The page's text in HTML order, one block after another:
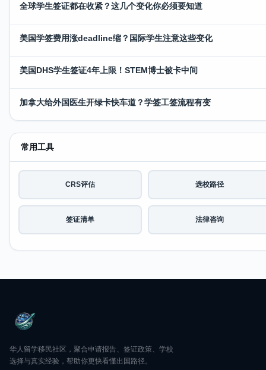
全球学生签证都在收紧？这几个变化你必须要知道
美国学签费用涨deadline缩？国际学生注意这些变化
美国DHS学生签证4年上限！STEM博士被卡中间
加拿大给外国医生开绿卡快车道？学签工签流程有变
常用工具
CRS评估 选校路径
签证清单 法律咨询
华人留学移民社区，聚合申请报告、签证政策、学校
选择与真实经验，帮助你更快看懂出国路径。